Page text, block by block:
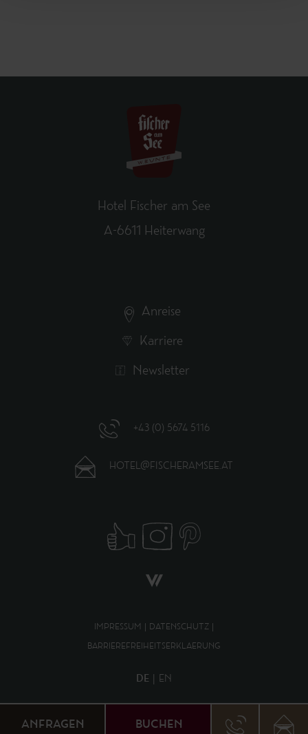
Hotel Fischer am See
A-6611 Heiterwang
Anreise
Karriere
Newsletter
+43 (0) 5674 5116
HOTEL@FISCHERAMSEE.AT
IMPRESSUM DATENSCHUTZ
BARRIEREFREIHEITSERKLAERUNG
DE EN
ANFRAGEN BUCHEN